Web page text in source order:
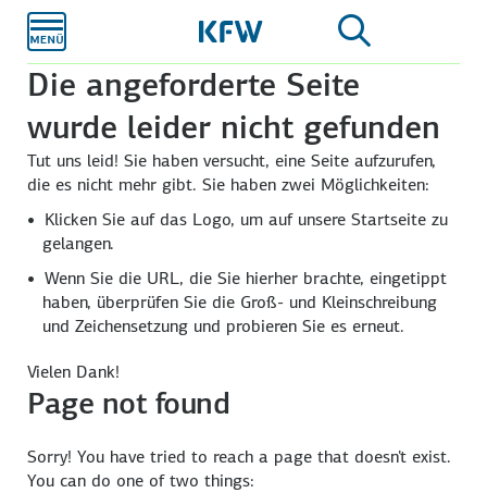
Hauptinhalt
Die angeforderte Seite
wurde leider nicht gefunden
Tut uns leid! Sie haben versucht, eine Seite aufzurufen,
die es nicht mehr gibt. Sie haben zwei Möglichkeiten:
Klicken Sie auf das Logo, um auf unsere Startseite zu
gelangen.
Wenn Sie die URL, die Sie hierher brachte, eingetippt
haben, überprüfen Sie die Groß- und Kleinschreibung
und Zeichensetzung und probieren Sie es erneut.
Vielen Dank!
Page not found
Sorry! You have tried to reach a page that doesn't exist.
You can do one of two things: